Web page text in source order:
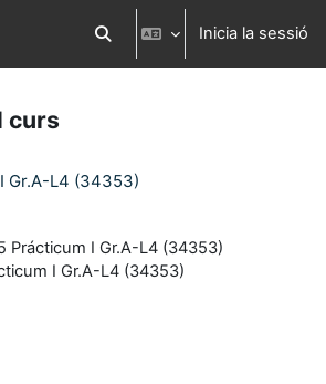
Commuta l'entrada de la cerca
Inicia la sessió
curs
Gr.A-L4 (34353)
Prácticum I Gr.A-L4 (34353)
I Gr.A-L4 (34353)